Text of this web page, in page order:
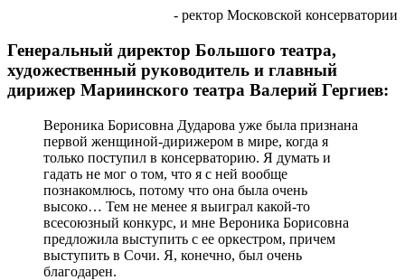
- ректор Московской консерватории
Генеральный директор Большого театра,
художественный руководитель и главный
дирижер Мариинского театра Валерий Гергиев:
Вероника Борисовна Дударова уже была признана
первой женщиной-дирижером в мире, когда я
только поступил в консерваторию. Я думать и
гадать не мог о том, что я с ней вообще
познакомлюсь, потому что она была очень
высоко… Тем не менее я выиграл какой-то
всесоюзный конкурс, и мне Вероника Борисовна
предложила выступить с ее оркестром, причем
выступить в Сочи. Я, конечно, был очень
благодарен.